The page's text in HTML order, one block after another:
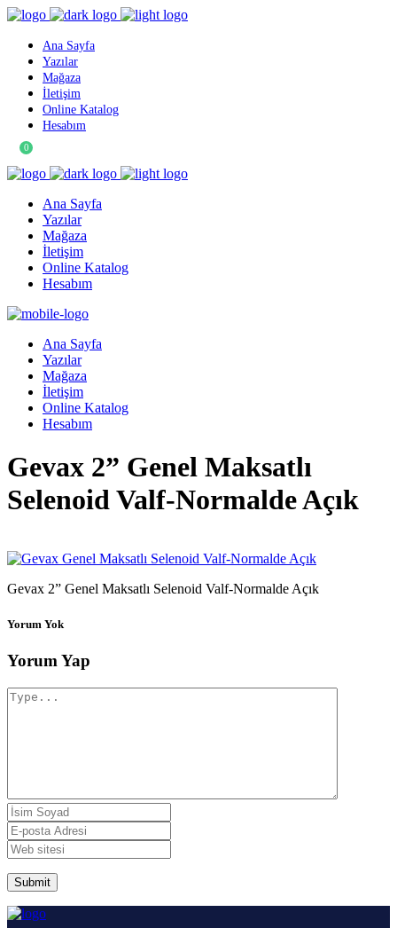
Ana Sayfa
Yazılar
Mağaza
İletişim
Online Katalog
Hesabım
0
Ana Sayfa
Yazılar
Mağaza
İletişim
Online Katalog
Hesabım
Ana Sayfa
Yazılar
Mağaza
İletişim
Online Katalog
Hesabım
Gevax 2” Genel Maksatlı
Selenoid Valf-Normalde Açık
Gevax 2” Genel Maksatlı Selenoid Valf-Normalde Açık
Yorum Yok
Yorum Yap